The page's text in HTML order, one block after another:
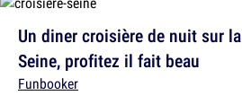
Un diner croisière de nuit sur la
Seine, profitez il fait beau
Funbooker